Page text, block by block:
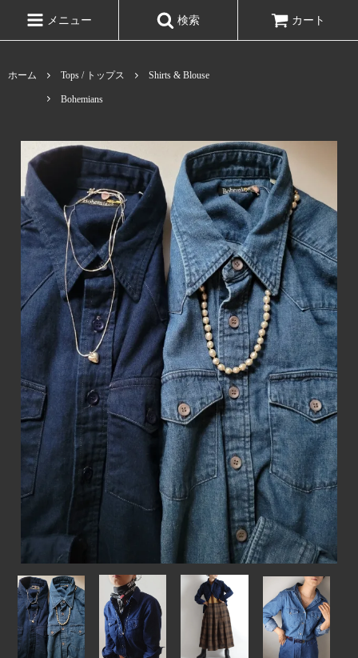
メニュー 検索 カート
ホーム Tops / トップス Shirts & Blouse
Bohemians